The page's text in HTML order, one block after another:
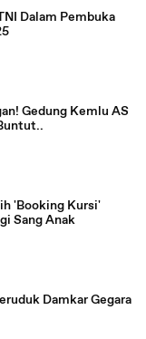
Dalam Pembuka
Gedung Kemlu AS
'Booking Kursi'
Sang Anak
Damkar Gegara